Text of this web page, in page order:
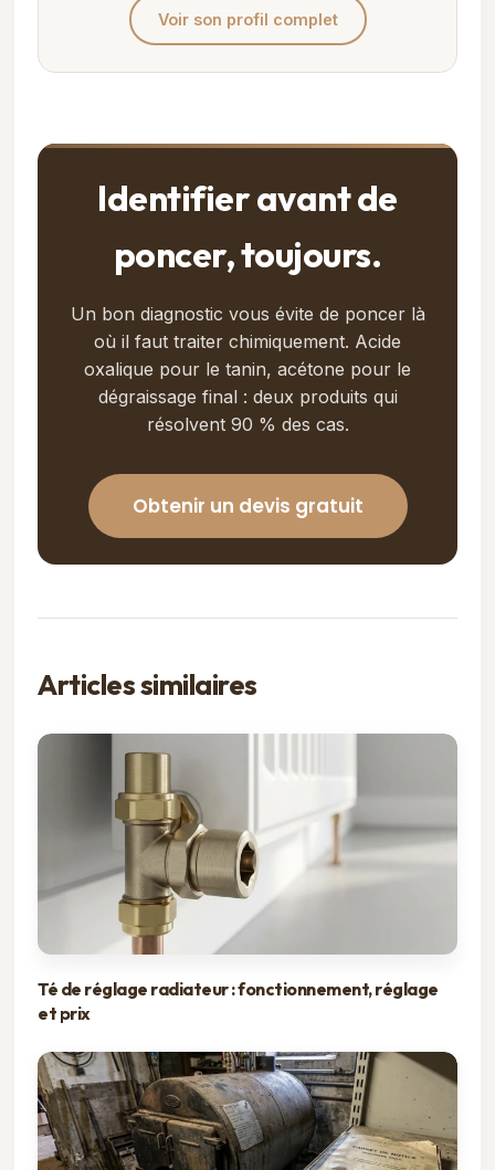
Voir son profil complet
Identifier avant de
poncer, toujours.
Un bon diagnostic vous évite de poncer là
où il faut traiter chimiquement. Acide
oxalique pour le tanin, acétone pour le
dégraissage final : deux produits qui
résolvent 90 % des cas.
Obtenir un devis gratuit
Articles similaires
Té de réglage radiateur : fonctionnement, réglage
et prix